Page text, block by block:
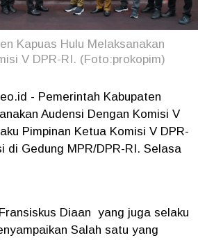
Kapuas Hulu Melaksanakan
V DPR-RI. (Foto:prokopim)
- Pemerintah Kabupaten
Audensi Dengan Komisi V
Pimpinan Ketua Komisi V DPR-
di Gedung MPR/DPR-RI. Selasa
Diaan yang juga selaku
Salah satu yang